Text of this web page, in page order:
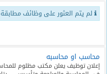
وظائف
اليوم
السعودية
اليوم
لم يتم العثور على وظائف
محاسب او محاسبه
إعلان توظيف يعلن مكتب مظلوم